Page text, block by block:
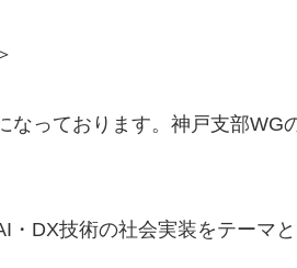
なっております。神戸支部
・DX技術の社会実装をテーマ